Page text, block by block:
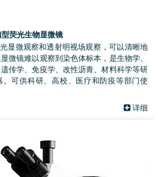
荧光生物显微镜
显微观察和透射明视场观察，可以清晰地
微镜难以观察到染色体标本，是生物学、
传学、免疫学、改性沥青、材料科学等研
。可供科研、高校、医疗和防疫等部门使
详细